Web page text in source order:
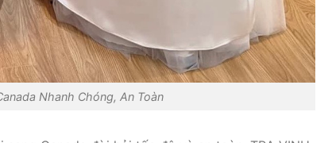
Nhanh Chóng, An Toàn